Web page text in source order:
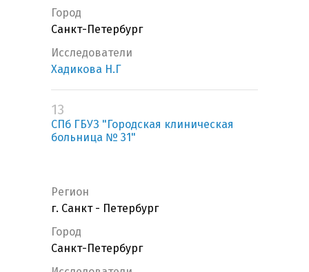
Город
Санкт-Петербург
Исследователи
Хадикова Н.Г
13
СПб ГБУЗ "Городская клиническая
больница № 31"
Регион
г. Санкт - Петербург
Город
Санкт-Петербург